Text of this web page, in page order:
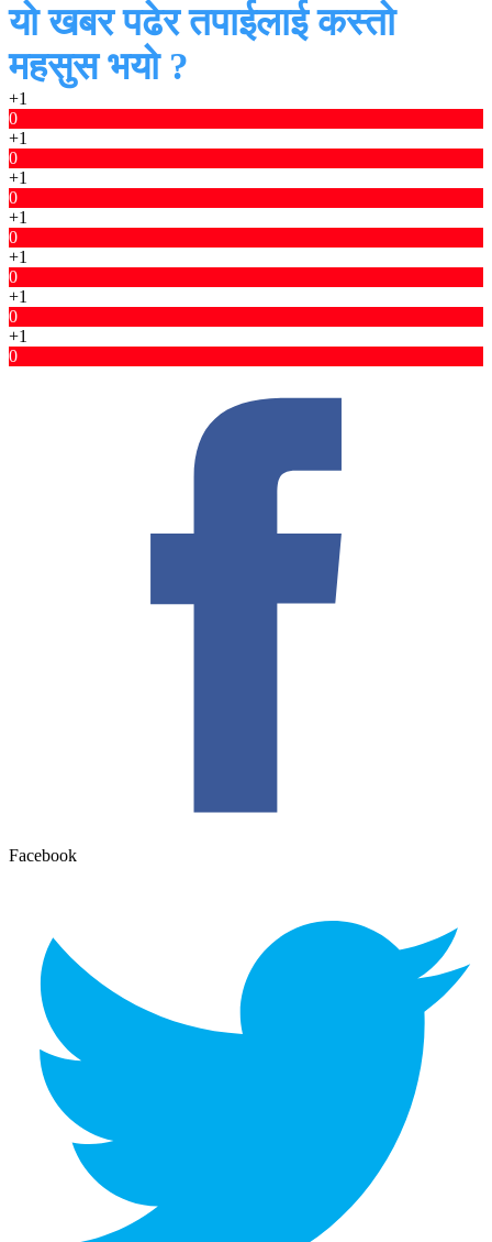
यो खबर पढेर तपाईलाई कस्तो
महसुस भयो ?
+1
0
+1
0
+1
0
+1
0
+1
0
+1
0
+1
0
Facebook